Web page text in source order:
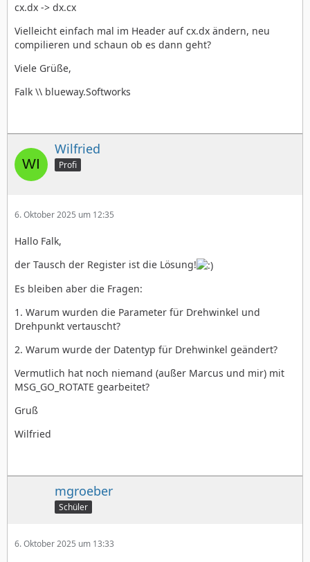
cx.dx -> dx.cx
Vielleicht einfach mal im Header auf cx.dx ändern, neu
compilieren und schaun ob es dann geht?
Viele Grüße,
Falk \\ blueway.Softworks
Wilfried
Profi
6. Oktober 2025 um 12:35
Hallo Falk,
der Tausch der Register ist die Lösung!
Es bleiben aber die Fragen:
1. Warum wurden die Parameter für Drehwinkel und
Drehpunkt vertauscht?
2. Warum wurde der Datentyp für Drehwinkel geändert?
Vermutlich hat noch niemand (außer Marcus und mir) mit
MSG_GO_ROTATE gearbeitet?
Gruß
Wilfried
mgroeber
Schüler
6. Oktober 2025 um 13:33